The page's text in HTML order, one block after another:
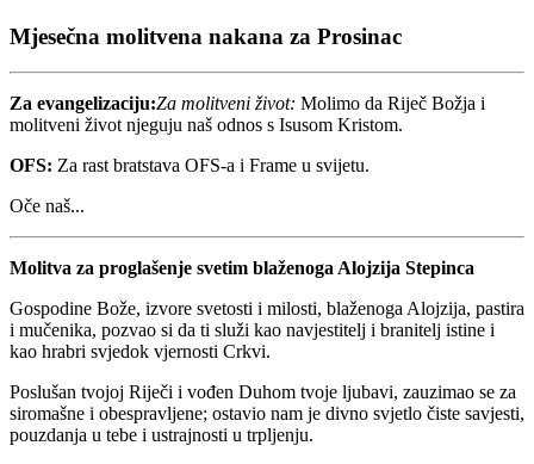
Mjesečna molitvena nakana za Prosinac
Za evangelizaciju:Za molitveni život: Molimo da Riječ Božja i
molitveni život njeguju naš odnos s Isusom Kristom.
OFS: Za rast bratstava OFS-a i Frame u svijetu.
Oče naš...
Molitva za proglašenje svetim blaženoga Alojzija Stepinca
Gospodine Bože, izvore svetosti i milosti, blaženoga Alojzija, pastira
i mučenika, pozvao si da ti služi kao navjestitelj i branitelj istine i
kao hrabri svjedok vjernosti Crkvi.
Poslušan tvojoj Riječi i vođen Duhom tvoje ljubavi, zauzimao se za
siromašne i obespravljene; ostavio nam je divno svjetlo čiste savjesti,
pouzdanja u tebe i ustrajnosti u trpljenju.